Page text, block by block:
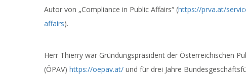
Autor von „Compliance in Public Affairs“ (https://prva.at/
affairs).
Herr Thierry war Gründungspräsident der Österreichischen
(ÖPAV) https://oepav.at/ und für drei Jahre